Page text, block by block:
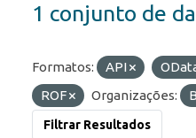
1 conjunto de
Formatos: API
ROF
Organizações:
Filtrar Resultados